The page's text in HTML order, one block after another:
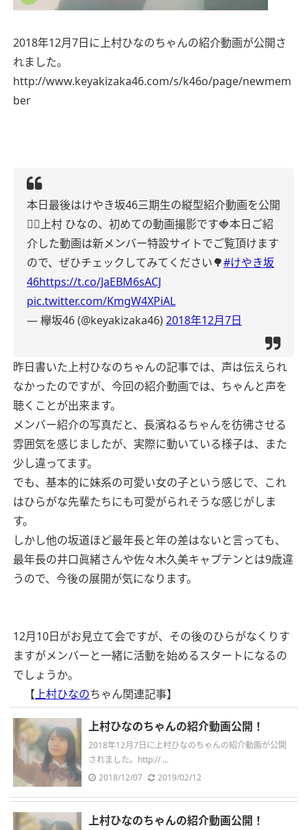
2018年12月7日に上村ひなのちゃんの紹介動画が公開さ
れました。
http://www.keyakizaka46.com/s/k46o/page/newmem
ber
本日最後はけやき坂46三期生の縦型紹介動画を公開
👌🏻上村 ひなの、初めての動画撮影です🍓本日ご紹
介した動画は新メンバー特設サイトでご覧頂けます
ので、ぜひチェックしてみてください🌳#けやき坂
46https://t.co/JaEBM6sACJ
pic.twitter.com/KmgW4XPiAL
— 欅坂46 (@keyakizaka46)2018年12月7日
昨日書いた上村ひなのちゃんの記事では、声は伝えられ
なかったのですが、今回の紹介動画では、ちゃんと声を
聴くことが出来ます。
メンバー紹介の写真だと、長濱ねるちゃんを彷彿させる
雰囲気を感じましたが、実際に動いている様子は、また
少し違ってます。
でも、基本的に妹系の可愛い女の子という感じで、これ
はひらがな先輩たちにも可愛がられそうな感じがしま
す。
しかし他の坂道ほど最年長と年の差はないと言っても、
最年長の井口眞緒さんや佐々木久美キャプテンとは9歳違
うので、今後の展開が気になります。
12月10日がお見立て会ですが、その後のひらがなくりす
ますがメンバーと一緒に活動を始めるスタートになるの
でしょうか。
【上村ひなのちゃん関連記事】
上村ひなのちゃんの紹介動画公開！
2018年12月7日に上村ひなのちゃんの紹介動画が公開
されました。http:// ...
2018/12/07
2019/02/12
上村ひなのちゃんの紹介動画公開！